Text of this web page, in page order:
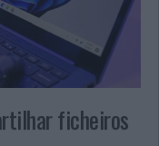
ficheiros